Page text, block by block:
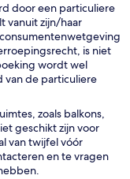
door een particuliere
vanuit zijn/haar
is niet
wordt wel
van de particuliere
zoals balkons,
geschikt zijn voor
van twijfel vóór
en te vragen